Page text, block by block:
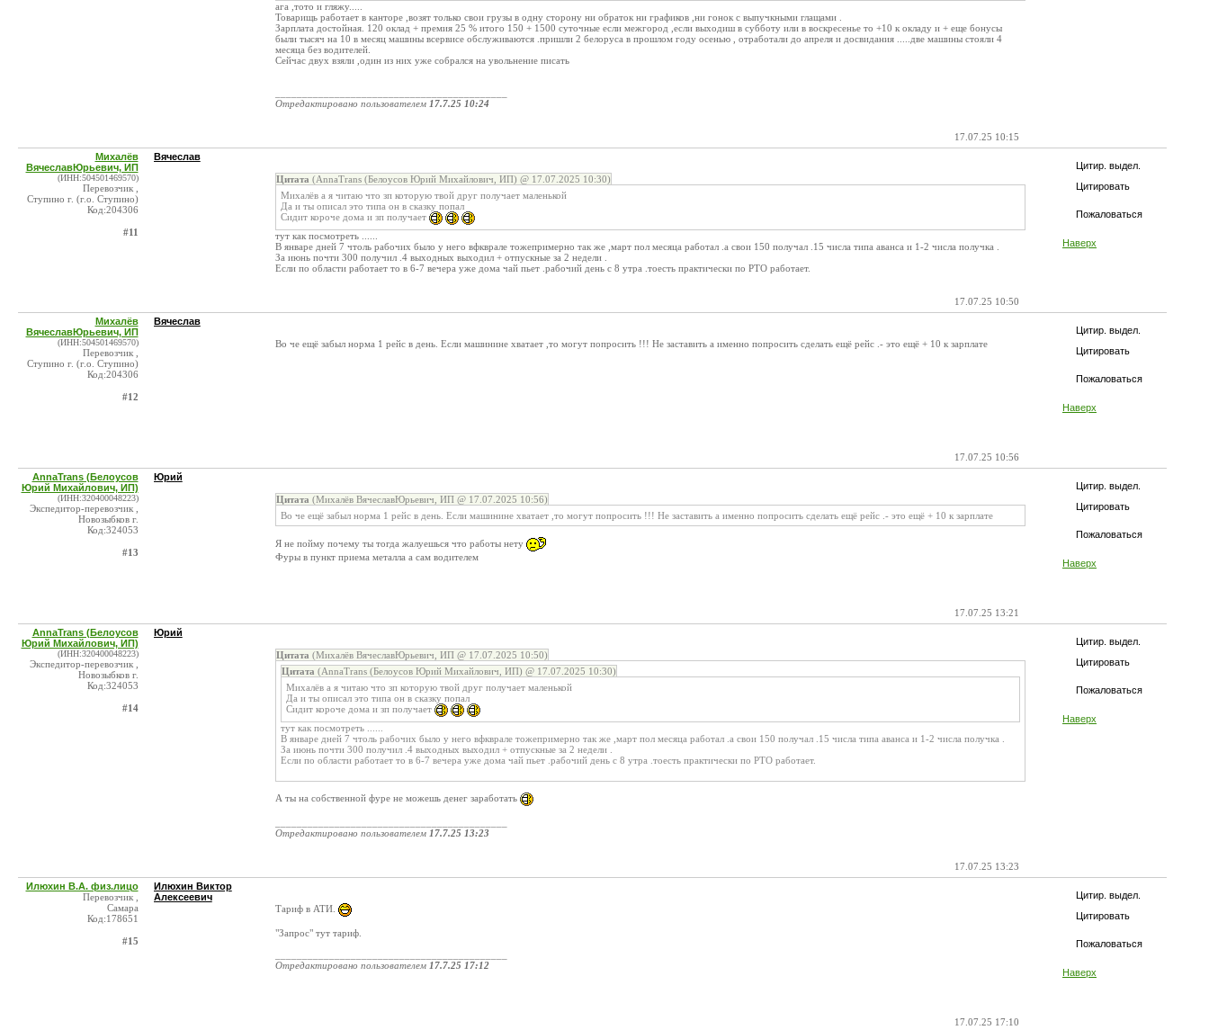
ага ,тото и гляжу.....
Товарищь работает в канторе ,возят только свои грузы в одну сторону ни обраток ни графиков ,ни гонок с выпучкными глащами .
Зарплата достойная. 120 оклад + премия 25 % итого 150 + 1500 суточные если межгород ,если выходиш в субботу или в воскресенье то +10 к окладу и + еще бонусы
были тысяч на 10 в месяц машины всервисе обслуживаются .пришли 2 белоруса в прошлом году осенью , отработали до апреля и досвидания .....две машины стояли 4
месяца без водителей.
Сейчас двух взяли ,один из них уже собрался на увольнение писать
Отредактировано пользователем 17.7.25 10:24
17.07.25 10:15
Цитир. выдел.
Цитировать
Пожаловаться
Наверх
Михалёв
ВячеславЮрьевич, ИП
(ИНН:504501469570)
Перевозчик ,
Ступино г. (г.о. Ступино)
Код:204306
#11
Вячеслав
Цитата (AnnaTrans (Белоусов Юрий Михайлович, ИП) @ 17.07.2025 10:30)
Михалёв а я читаю что зп которую твой друг получает маленькой
Да и ты описал это типа он в сказку попал
Сидит короче дома и зп получает
тут как посмотреть ......
В январе дней 7 чтоль рабочих было у него вфкврале тожепримерно так же ,март пол месяца работал .а свои 150 получал .15 числа типа аванса и 1-2 числа получка .
За июнь почти 300 получил .4 выходных выходил + отпускные за 2 недели .
Если по области работает то в 6-7 вечера уже дома чай пьет .рабочий день с 8 утра .тоесть практически по РТО работает.
17.07.25 10:50
Цитир. выдел.
Цитировать
Пожаловаться
Наверх
Михалёв
ВячеславЮрьевич, ИП
(ИНН:504501469570)
Перевозчик ,
Ступино г. (г.о. Ступино)
Код:204306
#12
Вячеслав
Во че ещё забыл норма 1 рейс в день. Если машинине хватает ,то могут попросить !!! Не заставить а именно попросить сделать ещё рейс .- это ещё + 10 к зарплате
17.07.25 10:56
Цитир. выдел.
Цитировать
Пожаловаться
Наверх
AnnaTrans (Белоусов
Юрий Михайлович, ИП)
(ИНН:320400048223)
Экспедитор-перевозчик ,
Новозыбков г.
Код:324053
#13
Юрий
Цитата (Михалёв ВячеславЮрьевич, ИП @ 17.07.2025 10:56)
Во че ещё забыл норма 1 рейс в день. Если машинине хватает ,то могут попросить !!! Не заставить а именно попросить сделать ещё рейс .- это ещё + 10 к зарплате
Я не пойму почему ты тогда жалуешься что работы нету
Фуры в пункт приема металла а сам водителем
17.07.25 13:21
Цитир. выдел.
Цитировать
Пожаловаться
Наверх
AnnaTrans (Белоусов
Юрий Михайлович, ИП)
(ИНН:320400048223)
Экспедитор-перевозчик ,
Новозыбков г.
Код:324053
#14
Юрий
Цитата (Михалёв ВячеславЮрьевич, ИП @ 17.07.2025 10:50)
Цитата (AnnaTrans (Белоусов Юрий Михайлович, ИП) @ 17.07.2025 10:30)
Михалёв а я читаю что зп которую твой друг получает маленькой
Да и ты описал это типа он в сказку попал
Сидит короче дома и зп получает
тут как посмотреть ......
В январе дней 7 чтоль рабочих было у него вфкврале тожепримерно так же ,март пол месяца работал .а свои 150 получал .15 числа типа аванса и 1-2 числа получка .
За июнь почти 300 получил .4 выходных выходил + отпускные за 2 недели .
Если по области работает то в 6-7 вечера уже дома чай пьет .рабочий день с 8 утра .тоесть практически по РТО работает.
А ты на собственной фуре не можешь денег заработать
Отредактировано пользователем 17.7.25 13:23
17.07.25 13:23
Цитир. выдел.
Цитировать
Пожаловаться
Наверх
Илюхин В.А. физ.лицо
Перевозчик ,
Самара
Код:178651
#15
Илюхин Виктор
Алексеевич
Тариф в АТИ.
"Запрос" тут тариф.
Отредактировано пользователем 17.7.25 17:12
17.07.25 17:10